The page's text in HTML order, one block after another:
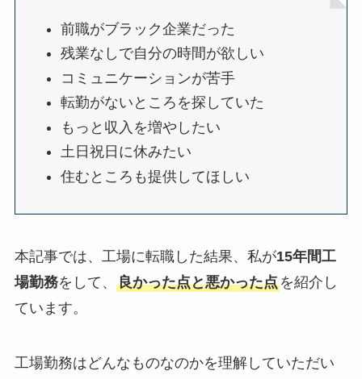
前職がブラック企業だった
残業なしで自分の時間が欲しい
コミュニケーションが苦手
転勤がないところを探していた
もっと収入を増やしたい
土日祝日に休みたい
住むところも提供してほしい
本記事では、工場に転職した結果、私が15年間工
場勤務をして、 良かった点と悪かった点を紹介し
ています。
工場勤務はどんなものなのかを理解していただい